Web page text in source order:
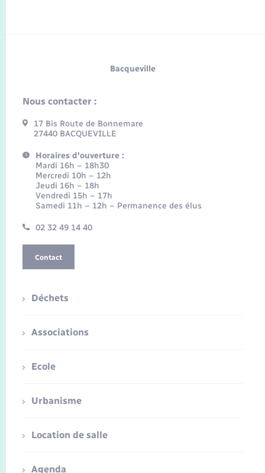
Bacqueville
Nous contacter :
17 Bis Route de Bonnemare
27440 BACQUEVILLE
Horaires d'ouverture :
Mardi 16h – 18h30
Mercredi 10h – 12h
Jeudi 16h – 18h
Vendredi 15h – 17h
Samedi 11h – 12h – Permanence des élus
02 32 49 14 40
Contact
Déchets
Associations
Ecole
Urbanisme
Location de salle
Agenda